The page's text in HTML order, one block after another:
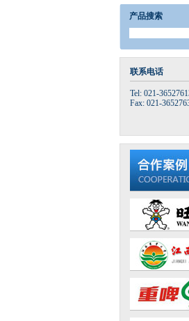
产品搜索
联系电话
Tel: 021-
Fax: 021-